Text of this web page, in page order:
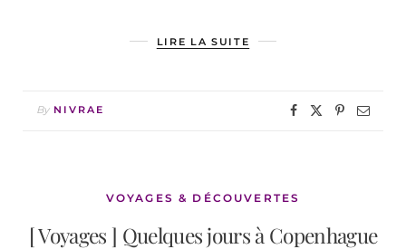
LIRE LA SUITE
By NIVRAE
VOYAGES & DÉCOUVERTES
[ Voyages ] Quelques jours à Copenhague